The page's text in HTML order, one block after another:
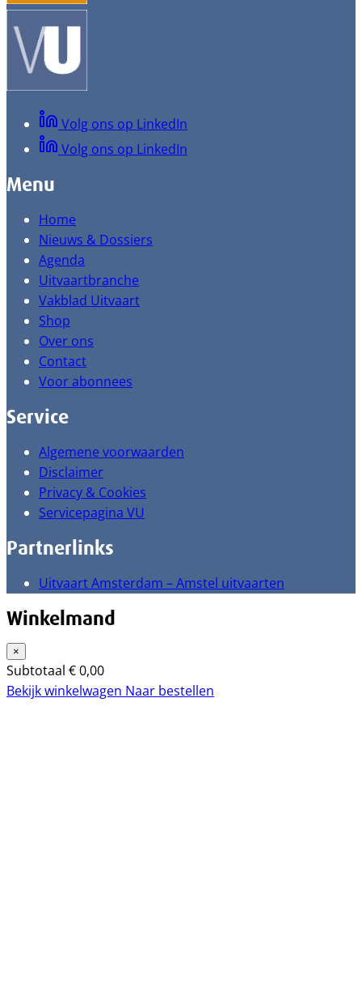
Volg ons op LinkedIn
Volg ons op LinkedIn
Menu
Home
Nieuws & Dossiers
Agenda
Uitvaartbranche
Vakblad Uitvaart
Shop
Over ons
Contact
Voor abonnees
Service
Algemene voorwaarden
Disclaimer
Privacy & Cookies
Servicepagina VU
Partnerlinks
Uitvaart Amsterdam – Amstel uitvaarten
Winkelmand
×
Subtotaal €0,00
Bekijk winkelwagen Naar bestellen